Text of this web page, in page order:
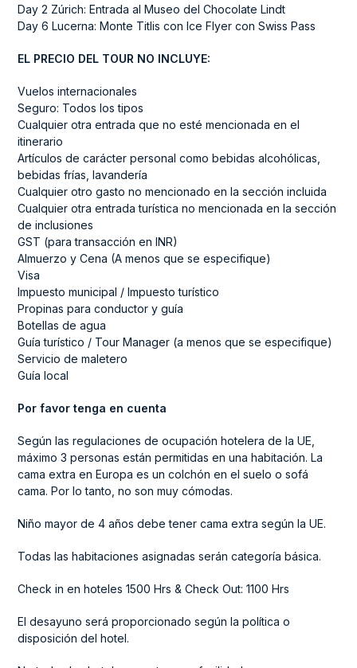
Day 2 Zúrich: Entrada al Museo del Chocolate Lindt
Day 6 Lucerna: Monte Titlis con Ice Flyer con Swiss Pass
EL PRECIO DEL TOUR NO INCLUYE:
Vuelos internacionales
Seguro: Todos los tipos
Cualquier otra entrada que no esté mencionada en el
itinerario
Artículos de carácter personal como bebidas alcohólicas,
bebidas frías, lavandería
Cualquier otro gasto no mencionado en la sección incluida
Cualquier otra entrada turística no mencionada en la sección
de inclusiones
GST (para transacción en INR)
Almuerzo y Cena (A menos que se especifique)
Visa
Impuesto municipal / Impuesto turístico
Propinas para conductor y guía
Botellas de agua
Guía turístico / Tour Manager (a menos que se especifique)
Servicio de maletero
Guía local
Por favor tenga en cuenta
Según las regulaciones de ocupación hotelera de la UE,
máximo 3 personas están permitidas en una habitación. La
cama extra en Europa es un colchón en el suelo o sofá
cama. Por lo tanto, no son muy cómodas.
Niño mayor de 4 años debe tener cama extra según la UE.
Todas las habitaciones asignadas serán categoría básica.
Check in en hoteles 1500 Hrs & Check Out: 1100 Hrs
El desayuno será proporcionado según la política o
disposición del hotel.